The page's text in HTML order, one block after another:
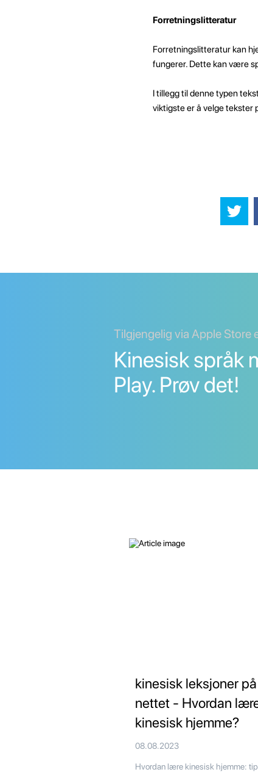
Forretningslitteratur
Forretningslitteratur kan
fungerer. Dette kan være
I tillegg til denne typen
viktigste er å velge tekster
Tilgjengelig via Apple Store
Kinesisk språk
Play. Prøv det!
kinesisk leksjoner på
nettet - Hvordan
kinesisk hjemme?
08.08.2023
Hvordan lære kinesisk hjemme: